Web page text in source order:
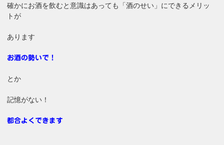
確かにお酒を飲むと意識はあっても「酒のせい」にできるメリッ
トが
あります
お酒の勢いで！
とか
記憶がない！
都合よくできます